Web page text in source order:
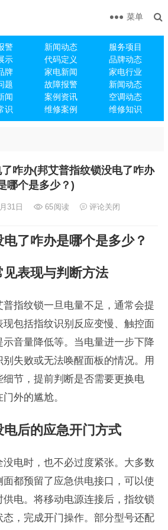
警 新闻动态
服务项目
示 代码定义
品牌动态
牌 家电新闻
家电行业
题 故障报警
新闻动态
闻 案例资讯
空调动态
识 维修案例 维修知识
菜单
咋办(邦艾普指纹锁没电了咋办
哪个是多少？)
31日 65阅读 评论关闭
了咋办是哪个是多少？
表现与判断方法
指纹锁一旦电量不足，通常会提
包括指纹识别反应变慢、触控面
音量降低等。当电量进一步下降
失败或无法唤醒面板的情况。用
细节，提前判断是否需要更换电
外的尴尬。
后的应急开门方式
电时，也不必过度紧张。大多数
都预留了应急供电接口，可以使
供电。将移动电源连接后，指纹锁
态，完成开门操作。部分型号还配